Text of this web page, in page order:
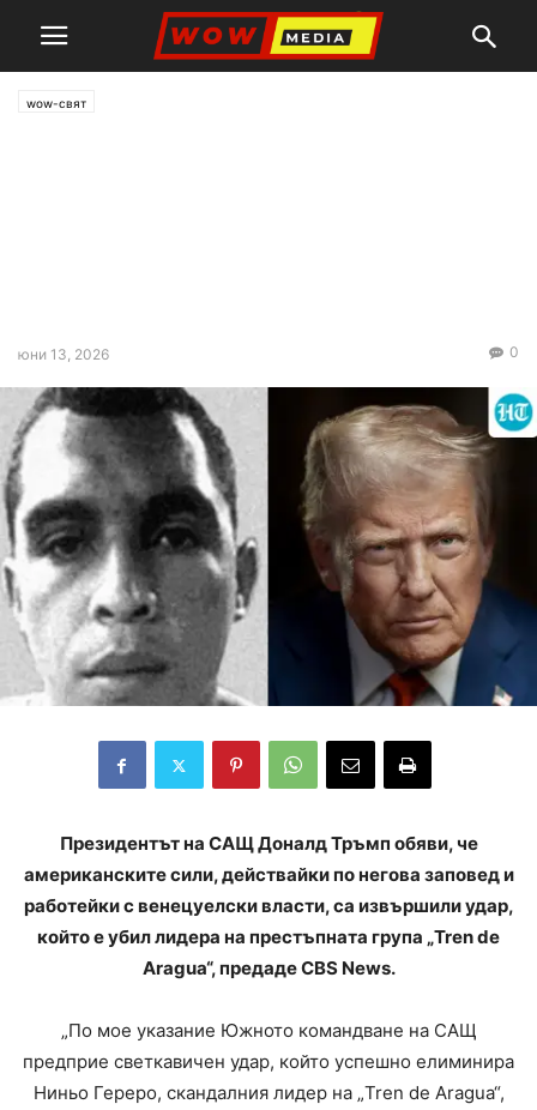
wow-свят
юни 13, 2026 0
Президентът на САЩ Доналд Тръмп обяви, че
американските сили, действайки по негова заповед и
работейки с венецуелски власти, са извършили удар,
който е убил лидера на престъпната група „Tren de
Aragua“, предаде CBS News.
„По мое указание Южното командване на САЩ
предприе светкавичен удар, който успешно елиминира
Ниньо Гереро, скандалния лидер на „Tren de Aragua“,